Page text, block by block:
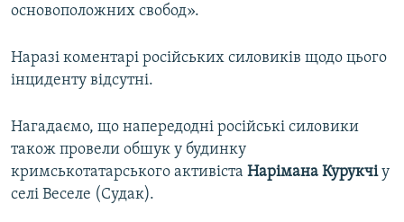
основоположних свобод».
Наразі коментарі російських силовиків щодо цього
інциденту відсутні.
Нагадаємо, що напередодні російські силовики
також провели обшук у будинку
кримськотатарського активіста Нарімана Курукчіу
селі Веселе (Судак).